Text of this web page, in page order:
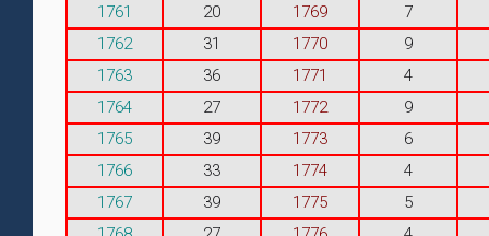
1761
20 1769
7
1762
31 1770
9
1763
36 1771
4
1764
27 1772
9
1765
39 1773
6
1766
33 1774
4
1767
39 1775
5